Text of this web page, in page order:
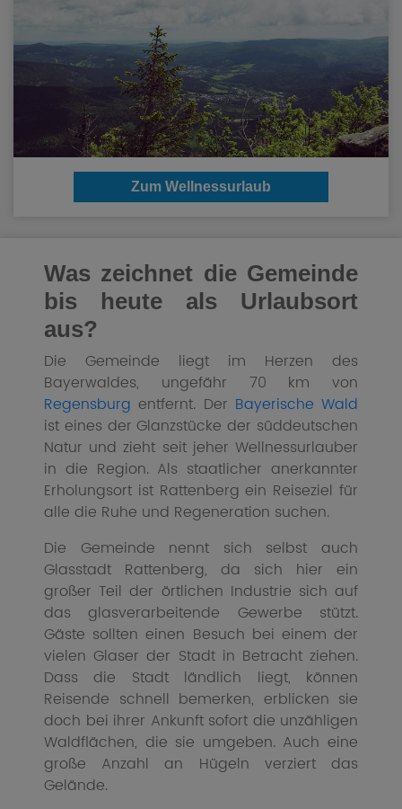
Zum Wellnessurlaub
Was zeichnet die Gemeinde
bis heute als Urlaubsort
aus?
Die Gemeinde liegt im Herzen des
Bayerwaldes, ungefähr 70 km von
Regensburg entfernt. Der Bayerische Wald
ist eines der Glanzstücke der süddeutschen
Natur und zieht seit jeher Wellnessurlauber
in die Region. Als staatlicher anerkannter
Erholungsort ist Rattenberg ein Reiseziel für
alle die Ruhe und Regeneration suchen.
Die Gemeinde nennt sich selbst auch
Glasstadt Rattenberg, da sich hier ein
großer Teil der örtlichen Industrie sich auf
das glasverarbeitende Gewerbe stützt.
Gäste sollten einen Besuch bei einem der
vielen Glaser der Stadt in Betracht ziehen.
Dass die Stadt ländlich liegt, können
Reisende schnell bemerken, erblicken sie
doch bei ihrer Ankunft sofort die unzähligen
Waldflächen, die sie umgeben. Auch eine
große Anzahl an Hügeln verziert das
Gelände.